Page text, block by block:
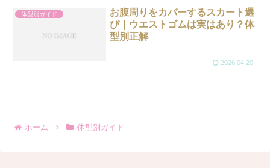
体型別ガイド
お腹周りをカバーするスカート選
び｜ウエストゴムは実はあり？体
型別正解
2026.04.20
ホーム 体型別ガイド